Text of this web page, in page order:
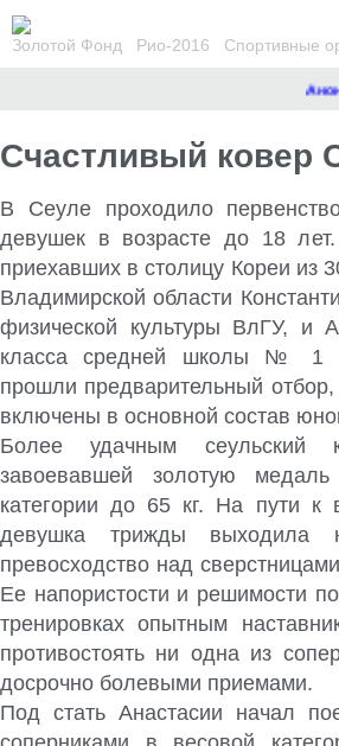
Золотой Фонд Рио-2016 Спортивные
Счастливый ковер
В Сеуле проходило
девушек в возрасте до 18
приехавших в столицу Кореи из
Владимирской области
физической культуры ВлГУ, и
класса средней школы № 1
прошли предварительный
включены в основной состав
Более удачным сеульский
завоевавшей золотую
категории до 65 кг. На пути к
девушка трижды выходила
превосходство над
Ее напористости и решимости
тренировках опытным
противостоять ни одна из
досрочно болевыми приемами.
Под стать Анастасии начал